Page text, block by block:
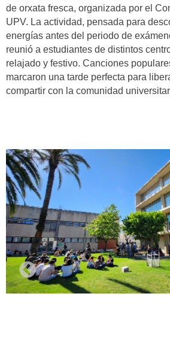
de orxata fresca, organizada por el
UPV. La actividad, pensada para
energías antes del periodo de
reunió a estudiantes de distintos
relajado y festivo. Canciones
marcaron una tarde perfecta para
compartir con la comunidad